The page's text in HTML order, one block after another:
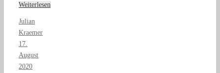
Weiterlesen
Julian
Kraemer
17.
August
2020